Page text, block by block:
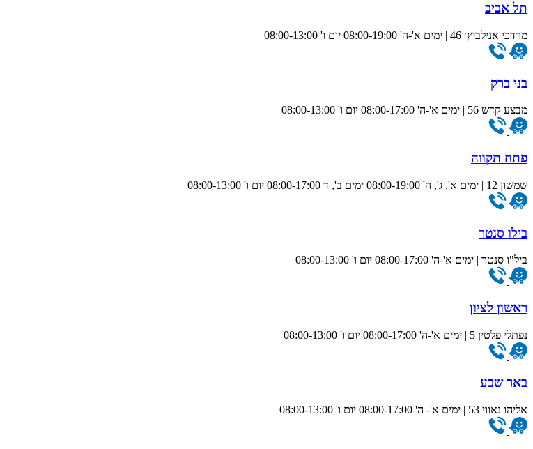
תל אביב
מרדכי אנילביץ׳ 46 | ימים א'-ה' 08:00-19:00 יום ו' 08:00-13:00
בני ברק
מבצע קדש 56 | ימים א'-ה' 08:00-17:00 יום ו' 08:00-13:00
פתח תקווה
שמשון 12 | ימים א', ג', ה' 08:00-19:00 ימים ב', ד 08:00-17:00 יום ו' 08:00-13:00
בילו סנטר
ביל"ו סנטר | ימים א'-ה' 08:00-17:00 יום ו' 08:00-13:00
ראשון לציון
נפתלי פלטין 5 | ימים א'-ה' 08:00-17:00 יום ו' 08:00-13:00
באר שבע
אליהו נאווי 53 | ימים א'- ה' 08:00-17:00 יום ו' 08:00-13:00